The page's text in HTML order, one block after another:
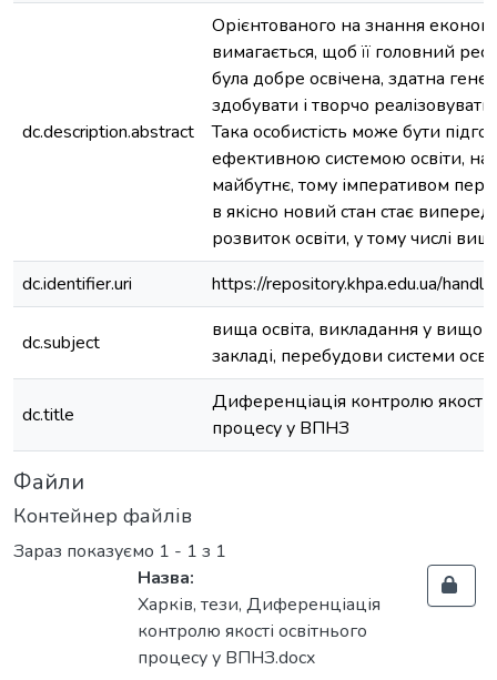
dc.description.abstract
Орієнтованого на знання
вимагається, щоб її головний
була добре освічена, здатна
здобувати і творчо
Така особистість може бути
ефективною системою освіти,
майбутнє, тому імперативом
в якісно новий стан стає
розвиток освіти, у тому числі
dc.identifier.uri
https://repository.khpa.edu.ua/
dc.subject
вища освіта, викладання у
закладі, перебудови системи
dc.title
Диференціація контролю якості
процесу у ВПНЗ
Файли
Контейнер файлів
Зараз показуємо 1 - 1 з 1
Назва:
Харків, тези, Диференціація
контролю якості освітнього
процесу у ВПНЗ.docx